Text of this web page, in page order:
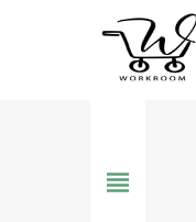
view_headline